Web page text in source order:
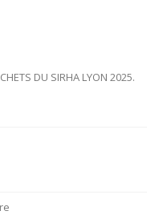
DU SIRHA LYON 2025.